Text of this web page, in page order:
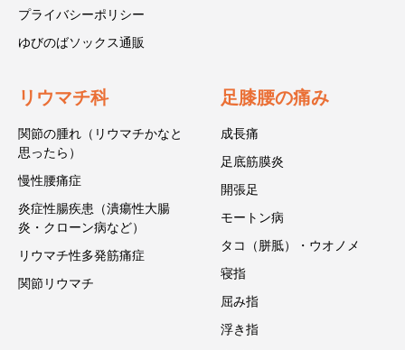
プライバシーポリシー
ゆびのばソックス通販
リウマチ科
関節の腫れ（リウマチかなと
思ったら）
慢性腰痛症
炎症性腸疾患（潰瘍性大腸
炎・クローン病など）
リウマチ性多発筋痛症
関節リウマチ
足膝腰の痛み
成長痛
足底筋膜炎
開張足
モートン病
タコ（胼胝）・ウオノメ
寝指
屈み指
浮き指